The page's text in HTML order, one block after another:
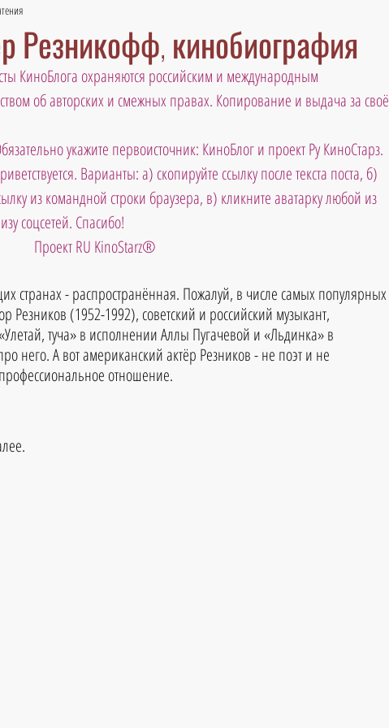
Резникофф, кинобиография
КиноБлога охраняются российским и международным
об авторских и смежных правах. Копирование и выдача за своё
укажите первоисточник: КиноБлог и проект Ру КиноСтарз.
Варианты: а) скопируйте ссылку после текста поста, б)
из командной строки браузера, в) кликните аватарку любой из
соцсетей. Спасибо!
Проект RU KinoStarz®
странах - распространённая. Пожалуй, в числе самых популярных
Резников (1952-1992), советский и российский музыкант,
туча» в исполнении Аллы Пугачевой и «Льдинка» в
него. А вот американский актёр Резников - не поэт и не
отношение.